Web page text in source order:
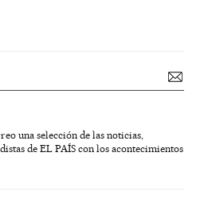
una selección de las noticias,
de EL PAÍS con los acontecimientos